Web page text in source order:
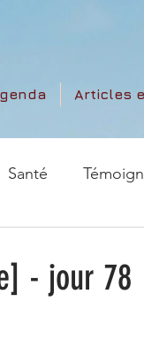
Articles
Santé
- jour 78